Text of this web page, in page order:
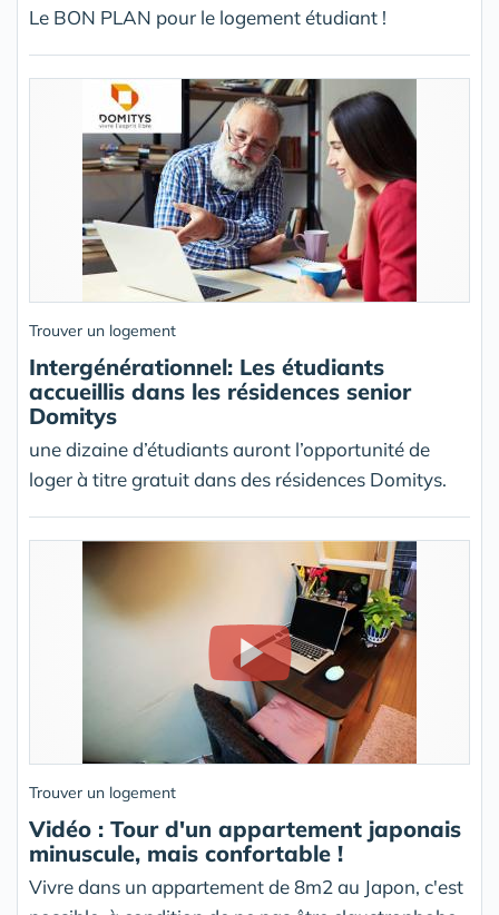
Le BON PLAN pour le logement étudiant !
Trouver un logement
Intergénérationnel: Les étudiants
accueillis dans les résidences senior
Domitys
une dizaine d’étudiants auront l’opportunité de
loger à titre gratuit dans des résidences Domitys.
Trouver un logement
Vidéo : Tour d'un appartement japonais
minuscule, mais confortable !
Vivre dans un appartement de 8m2 au Japon, c'est